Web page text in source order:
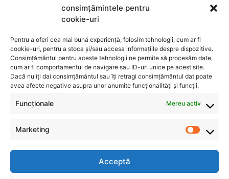
consimțămintele pentru
cookie-uri
Pentru a oferi cea mai bună experiență, folosim tehnologii, cum ar fi
cookie-uri, pentru a stoca și/sau accesa informațiile despre dispozitive.
Consimțământul pentru aceste tehnologii ne permite să procesăm date,
cum ar fi comportamentul de navigare sau ID-uri unice pe acest site.
Dacă nu îți dai consimțământul sau îți retragi consimțământul dat poate
avea afecte negative asupra unor anumite funcționalități și funcții.
Funcționale Mereu activ
Marketing
Acceptă
Află mai multe